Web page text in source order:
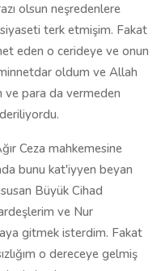
olsun neşredenlere
terk etmişim. Fakat
eden o cerideye ve onun
oldum ve Allah
ve para da vermeden
Ceza mahkemesine
bunu kat'iyyen beyan
Büyük Cihad
ve Nur
gitmek isterdim. Fakat
o dereceye gelmiş